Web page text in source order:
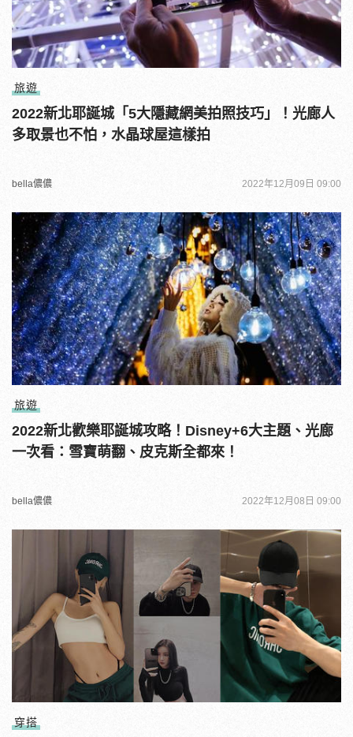
旅遊
2022新北耶誕城「5大隱藏網美拍照技巧」！光廊人
多取景也不怕，水晶球屋這樣拍
bella儂儂 2022年12月09日 09:00
旅遊
2022新北歡樂耶誕城攻略！Disney+6大主題、光廊
一次看：雪寶萌翻、皮克斯全都來！
bella儂儂 2022年12月08日 09:00
穿搭